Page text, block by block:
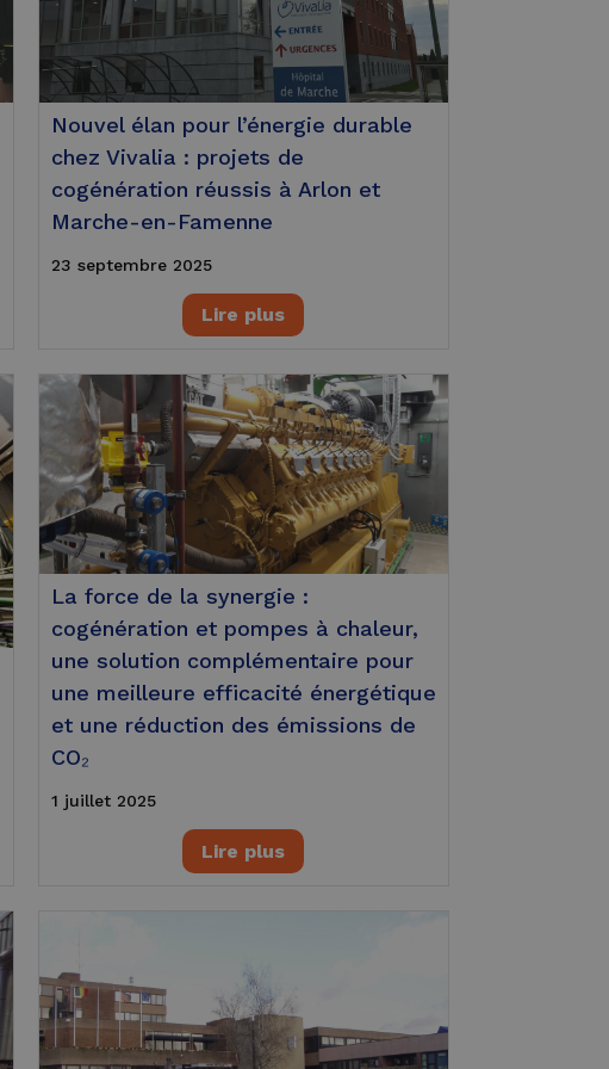
Nouvel élan pour l’énergie durable
chez Vivalia : projets de
cogénération réussis à Arlon et
Marche-en-Famenne
23 septembre 2025
Lire plus
La force de la synergie :
cogénération et pompes à chaleur,
une solution complémentaire pour
une meilleure efficacité énergétique
et une réduction des émissions de
CO₂
1 juillet 2025
Lire plus